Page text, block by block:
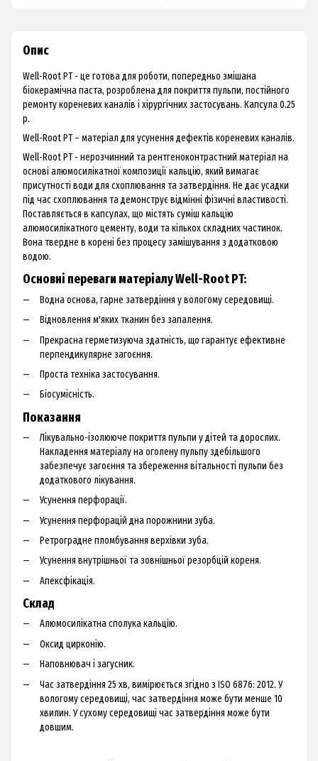
Опис
Well-Root PT - це готова для роботи, попередньо змішана
біокерамічна паста, розроблена для покриття пульпи, постійного
ремонту кореневих каналів і хірургічних застосувань. Капсула 0.25
р.
Well-Root PT – матеріал для усунення дефектів кореневих каналів.
Well-Root PT - нерозчинний та рентгеноконтрастний матеріал на
основі алюмосилікатної композиції кальцію, який вимагає
присутності води для схоплювання та затвердіння. Не дає усадки
під час схоплювання та демонструє відмінні фізичні властивості.
Поставляється в капсулах, що містять суміш кальцію
алюмосилікатного цементу, води та кількох складних частинок.
Вона твердне в корені без процесу замішування з додатковою
водою.
Основні переваги матеріалу Well-Root PT:
Водна основа, гарне затвердіння у вологому середовищі.
Відновлення м'яких тканин без запалення.
Прекрасна герметизуюча здатність, що гарантує ефективне
перпендикулярне загоєння.
Проста техніка застосування.
Біосумісність.
Показання
Лікувально-ізолююче покриття пульпи у дітей та дорослих.
Накладення матеріалу на оголену пульпу здебільшого
забезпечує загоєння та збереження вітальності пульпи без
додаткового лікування.
Усунення перфорації.
Усунення перфорацій дна порожнини зуба.
Ретроградне пломбування верхівки зуба.
Усунення внутрішньої та зовнішньої резорбцій кореня.
Апексфікація.
Склад
Алюмосилікатна сполука кальцію.
Оксид цирконію.
Наповнювач і загусник.
Час затвердіння 25 хв, вимірюється згідно з ISO 6876: 2012. У
вологому середовищі, час затвердіння може бути менше 10
хвилин. У сухому середовищі час затвердіння може бути
довшим.